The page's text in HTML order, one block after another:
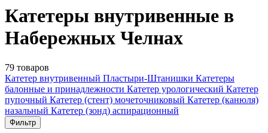
Катетеры внутривенные в
Набережных Челнах
79 товаров
Катетер внутривенный Пластыри-Штанишки Катетеры
балонные и принадлежности Катетер урологический Катетер
пупочный Катетер (стент) мочеточниковый Катетер (канюля)
назальный Катетер (зонд) аспирационный
Фильтр